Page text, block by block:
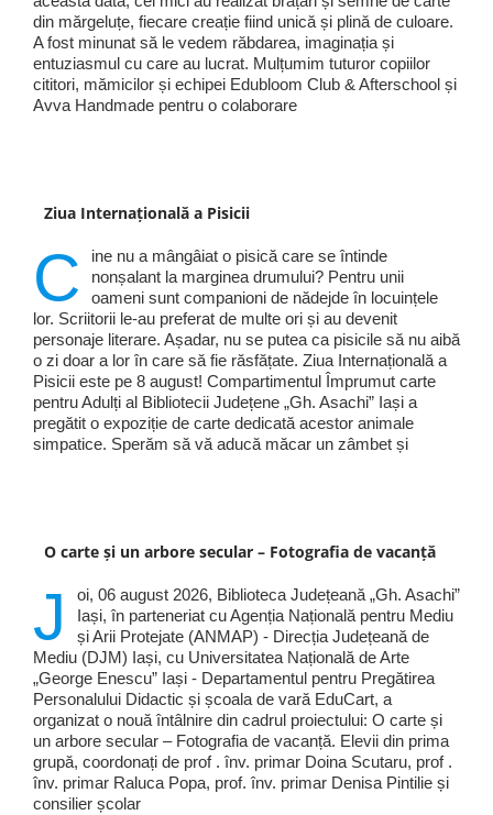
din mărgeluțe, fiecare creație fiind unică și plină de culoare.
A fost minunat să le vedem răbdarea, imaginația și
entuziasmul cu care au lucrat. Mulțumim tuturor copiilor
cititori, mămicilor și echipei Edubloom Club & Afterschool și
Avva Handmade pentru o colaborare
Ziua Internațională a Pisicii
C
ine nu a mângâiat o pisică care se întinde
nonșalant la marginea drumului? Pentru unii
oameni sunt companioni de nădejde în locuințele
lor. Scriitorii le-au preferat de multe ori și au devenit
personaje literare. Așadar, nu se putea ca pisicile să nu aibă
o zi doar a lor în care să fie răsfățate. Ziua Internațională a
Pisicii este pe 8 august! Compartimentul Împrumut carte
pentru Adulți al Bibliotecii Județene „Gh. Asachi” Iași a
pregătit o expoziție de carte dedicată acestor animale
simpatice. Sperăm să vă aducă măcar un zâmbet și
O carte și un arbore secular – Fotografia de vacanță
J
oi, 06 august 2026, Biblioteca Județeană „Gh. Asachi”
Iași, în parteneriat cu Agenția Națională pentru Mediu
și Arii Protejate (ANMAP) - Direcția Județeană de
Mediu (DJM) Iași, cu Universitatea Națională de Arte
„George Enescu” Iași - Departamentul pentru Pregătirea
Personalului Didactic și școala de vară EduCart, a
organizat o nouă întâlnire din cadrul proiectului: O carte și
un arbore secular – Fotografia de vacanță. Elevii din prima
grupă, coordonați de prof . înv. primar Doina Scutaru, prof .
înv. primar Raluca Popa, prof. înv. primar Denisa Pintilie și
consilier școlar